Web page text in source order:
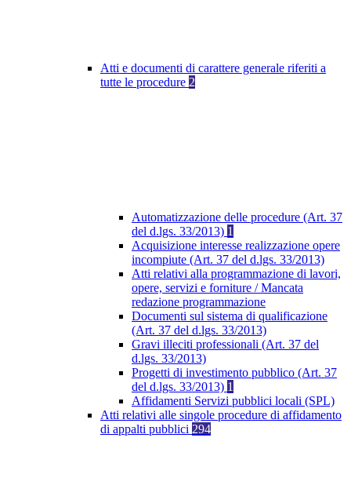
Atti e documenti di carattere generale riferiti a
tutte le procedure 2
Automatizzazione delle procedure (Art. 37
del d.lgs. 33/2013) 1
Acquisizione interesse realizzazione opere
incompiute (Art. 37 del d.lgs. 33/2013)
Atti relativi alla programmazione di lavori,
opere, servizi e forniture / Mancata
redazione programmazione
Documenti sul sistema di qualificazione
(Art. 37 del d.lgs. 33/2013)
Gravi illeciti professionali (Art. 37 del
d.lgs. 33/2013)
Progetti di investimento pubblico (Art. 37
del d.lgs. 33/2013) 1
Affidamenti Servizi pubblici locali (SPL)
Atti relativi alle singole procedure di affidamento
di appalti pubblici 294